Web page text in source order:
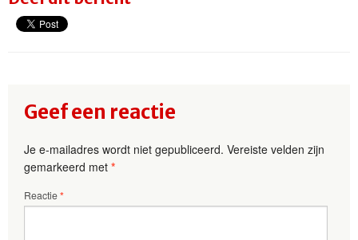
Geef een reactie
Je e-mailadres wordt niet gepubliceerd. Vereiste velden zijn
gemarkeerd met *
Reactie*